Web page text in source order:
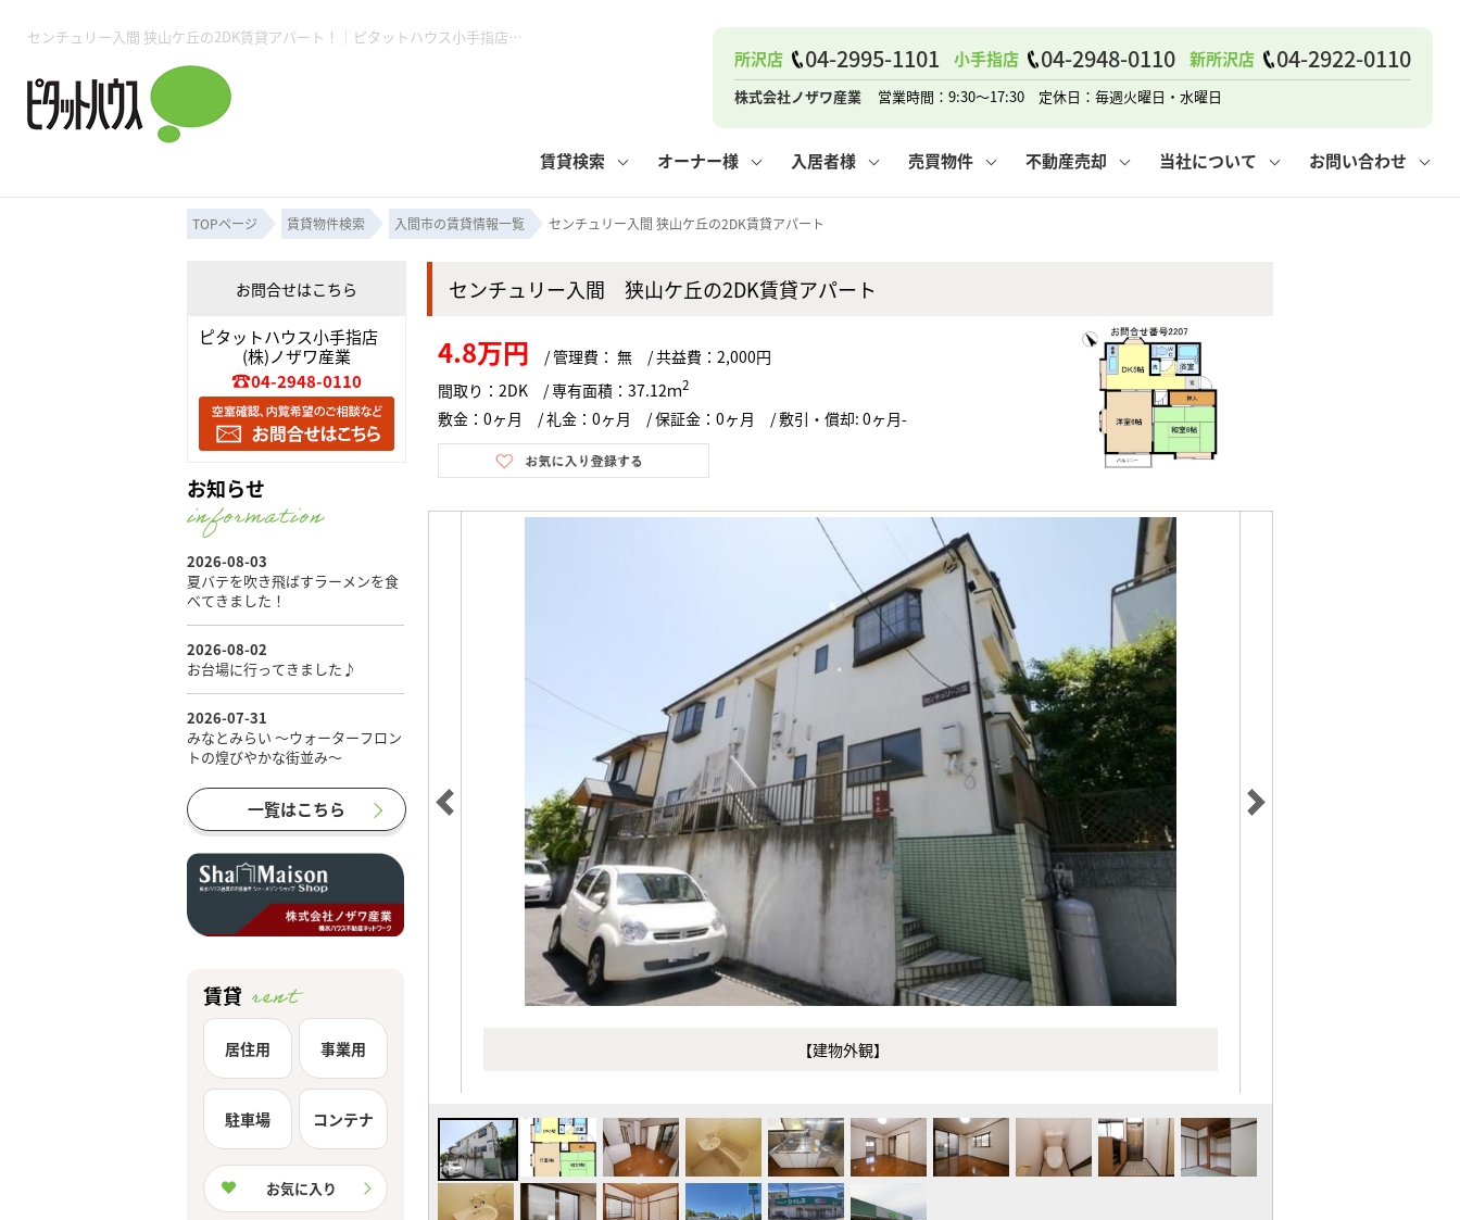
センチュリー入間 狭山ケ丘の2DK賃貸アパート！｜ピタットハウス小手指店 (株)ノザワ産業
所沢店 04-2995-1101 小手指店 04-2948-0110 新所沢店 04-2922-0110
株式会社ノザワ産業 営業時間：9:30～17:30 定休日：毎週火曜日・水曜日
賃貸検索
所沢賃貸TOP 物件検索フォーム お気に入り 閲覧履歴 保存した検索条件
月極駐車場 事業用物件 コンテナ
オーナー様
賃貸管理業務 土地・空き家活用 空き家管理 管理物件一覧 管理のご依頼
入居者様
入居者様用ページTOP 入居中のマナー 住まいのトラブルQ&A お住まいの解約手続き
売買物件
売買物件一覧 購入時の諸費用 購入までの流れ よくある質問
不動産売却
無料売却査定 仲介手数料について 業者の選び方 媒介契約の種類
必要な書類 売却の流れ 高く売るポイント よくある質問
当社について
スタッフ紹介 お知らせ お客様の声 スタッフブログ
ピタットハウス所沢店 ピタットハウス小手指店 ピタットハウス新所沢店
お問い合わせ
ご来店予約 お住まいの解約手続き その他の問合せ
所沢賃貸TOP 閲覧履歴 保存した検索条件
月極駐車場 事業用物件 コンテナ
賃貸管理業務 管理のご依頼
入居者様用ページTOP 住まいのトラブルQ&A お住まいの解約手続き その他の問合せ
売買物件一覧 よくある質問 マンションVS戸建て 賃貸vs持ち家
無料売却査定 媒介契約の種類 売却時の諸費用 仲介と買取の違い
必要な書類
会社概要 スタッフブログ 個人情報保護方針
ピタットハウス所沢店 ピタットハウス小手指店
ご来店予約
TOPページ 賃貸物件検索 入間市の賃貸情報一覧 センチュリー入間 狭山ケ丘の2DK賃貸アパート
センチュリー入間 狭山ケ丘の2DK賃貸アパート
4.8万円 / 管理費： 無 / 共益費：2,000円
間取り：2DK / 専有面積：37.12ｍ2
敷金：0ヶ月 / 礼金：0ヶ月 / 保証金：0ヶ月 / 敷引・償却: 0ヶ月-
【建物外観】
お問合せはこちら
ピタットハウス小手指店
(株)ノザワ産業
04-2948-0110
お知らせ
一覧はこちら
賃貸
居住用 事業用
駐車場 コンテナ
お気に入り